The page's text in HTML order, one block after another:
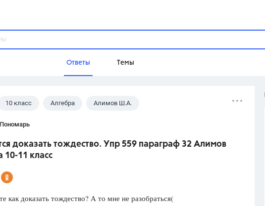
Ответы Темы
Домашнее задание
Школа
Учебники
10 класс Алгебра Алимов Ш.А.
доказать тождество. Упр 559 параграф 32 Алимов
10-11 класс
как доказать тождество? А то мне не разобраться(